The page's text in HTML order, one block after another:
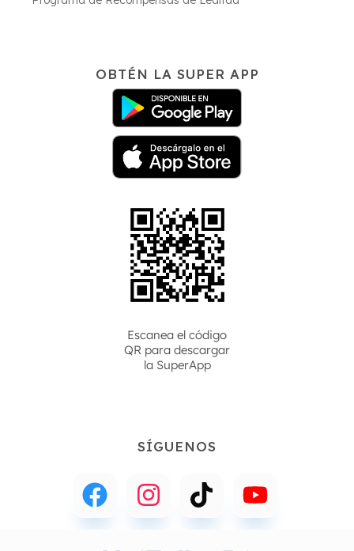
OBTÉN LA SUPER APP
Escanea el código
QR para descargar
la SuperApp
SÍGUENOS